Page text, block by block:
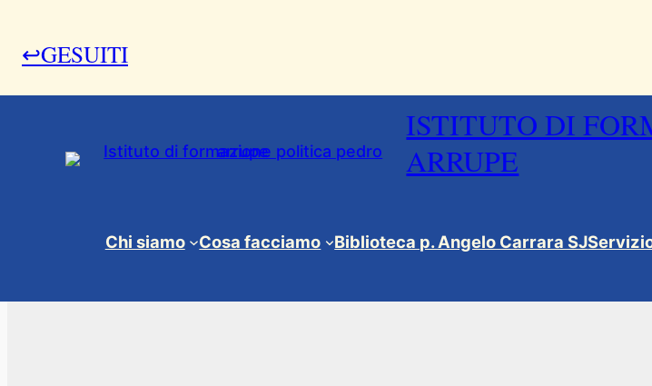
↩GESUITI
ISTITUTO DI
ARRUPE
Chi siamo Cosa facciamo Biblioteca p. Angelo Carrara SJ